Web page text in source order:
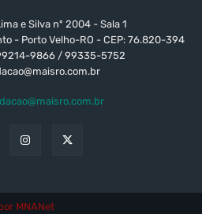
e Silva nº 2004 - Sala 1
- Porto Velho-RO - CEP: 76.820-394
9866 / 99335-5752
MNANet